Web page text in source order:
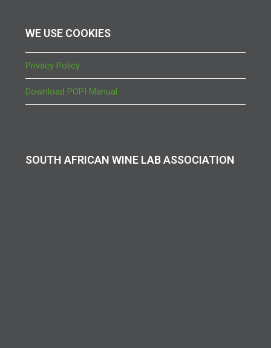
WE USE COOKIES
Privacy Policy
Download POPI Manual
SOUTH AFRICAN WINE LAB ASSOCIATION